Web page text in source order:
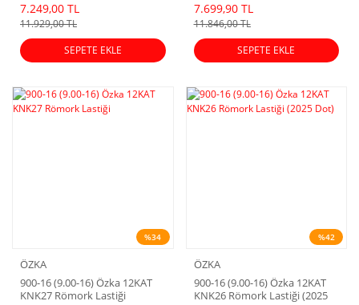
7.249,00 TL
11.929,00 TL
SEPETE EKLE
7.699,90 TL
11.846,00 TL
SEPETE EKLE
%34
ÖZKA
900-16 (9.00-16) Özka 12KAT
KNK27 Römork Lastiği
%42
ÖZKA
900-16 (9.00-16) Özka 12KAT
KNK26 Römork Lastiği (2025